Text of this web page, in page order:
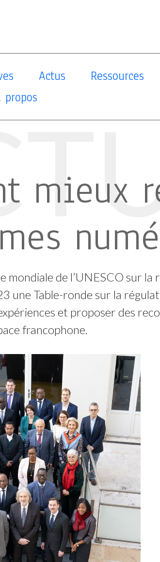
Actus Ressources
propos
mieux
mondiale de l’UNESCO sur
une Table-ronde sur la
et proposer des
francophone.